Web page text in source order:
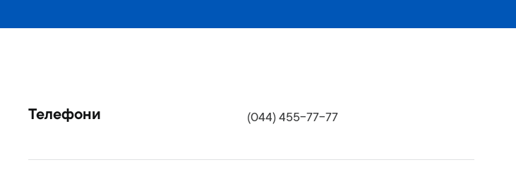
Телефони (044) 455-77-77